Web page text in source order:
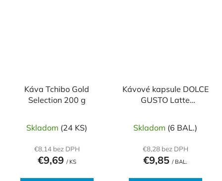
Káva Tchibo Gold
Selection 200 g
Skladom (24 KS)
€8,14 bez DPH
€9,69 / KS
Kávové kapsule DOLCE
GUSTO Latte
Skladom (6 BAL.)
€8,28 bez DPH
€9,85 / BAL.